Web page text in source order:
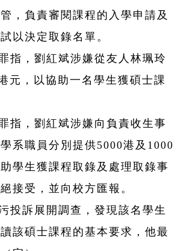
，負責審閱課程的入學申請及
以決定取錄名單。
指，劉紅斌涉嫌從友人林珮玲
元，以協助一名學生獲碩士課
指，劉紅斌涉嫌向負責收生事
系職員分別提供5000港及1000
學生獲課程取錄及處理取錄事
接受，並向校方匯報。
投訴展開調查，發現該名學生
該碩士課程的基本要求，他最